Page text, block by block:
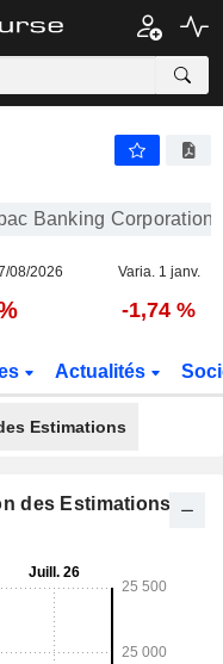
Banking Corporation
08/2026 Varia. 1 janv.
-1,74 %
Actualités
Estimations
des Estimations